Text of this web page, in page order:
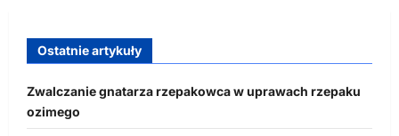
Ostatnie artykuły
Zwalczanie gnatarza rzepakowca w uprawach rzepaku
ozimego